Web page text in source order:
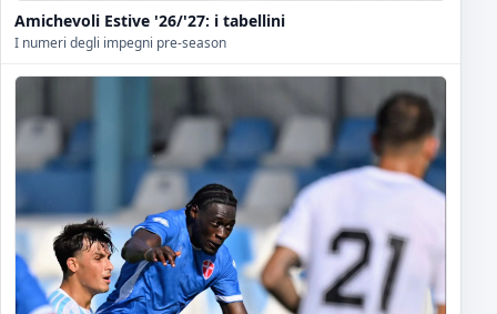
Amichevoli Estive '26/'27: i tabellini
I numeri degli impegni pre-season